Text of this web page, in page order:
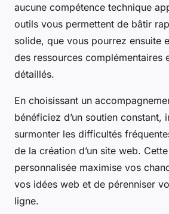
aucune compétence technique
outils vous permettent de bâtir
solide, que vous pourrez ensuite
des ressources complémentaires
détaillés.
En choisissant un
bénéficiez d’un soutien constant,
surmonter les difficultés
de la création d’un site web.
personnalisée maximise vos
vos idées web et de pérenniser
ligne.